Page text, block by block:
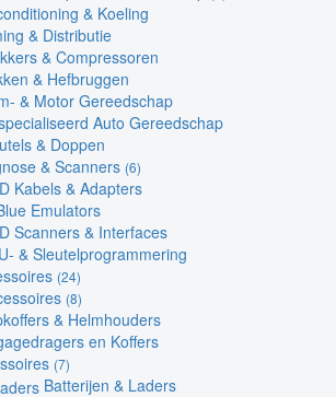
& Koeling
& Distributie
& Compressoren
& Hefbruggen
& Motor Gereedschap
Auto Gereedschap
& Doppen
& Scanners (6)
Kabels & Adapters
Emulators
Scanners & Interfaces
& Sleutelprogrammering
(24)
(8)
& Helmhouders
en Koffers
(7)
Batterijen & Laders